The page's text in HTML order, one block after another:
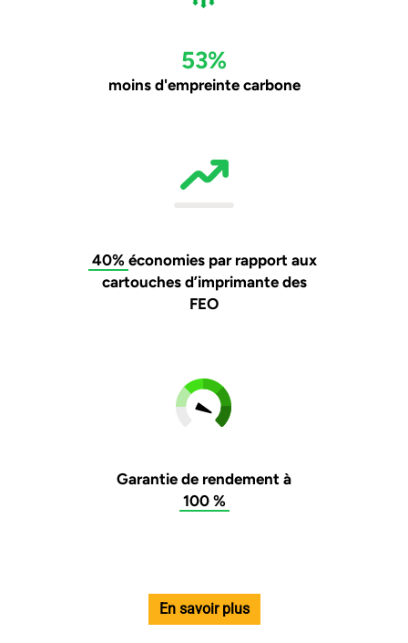
53%
moins d'empreinte carbone
40% économies par rapport aux
cartouches d’imprimante des
FEO
Garantie de rendement à
100 %
En savoir plus